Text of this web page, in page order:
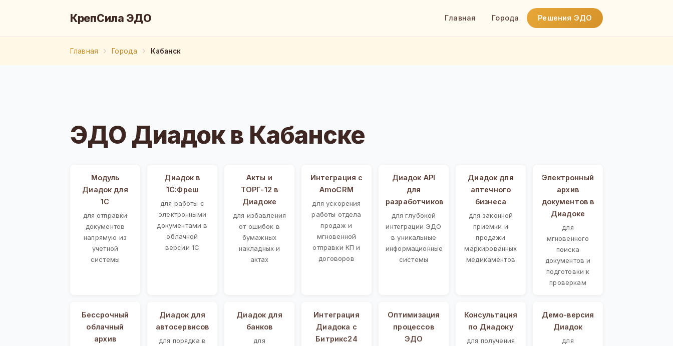
КрепСила ЭДО Главная Города Решения ЭДО
Главная Города Кабанск
ЭДО Диадок в Кабанске
Модуль
Диадок для
1С
для отправки
документов
напрямую из
учетной
системы
Диадок в
1С:Фреш
для работы с
электронными
документами в
облачной
версии 1С
Акты и
ТОРГ-12 в
Диадоке
для избавления
от ошибок в
бумажных
накладных и
актах
Интеграция с
AmoCRM
для ускорения
работы отдела
продаж и
мгновенной
отправки КП и
договоров
Диадок API
для
разработчиков
для глубокой
интеграции ЭДО
в уникальные
информационные
системы
Диадок для
аптечного
бизнеса
для законной
приемки и
продажи
маркированных
медикаментов
Электронный
архив
документов в
Диадоке
для
мгновенного
поиска
документов и
подготовки к
проверкам
Бессрочный
облачный
архив
Диадок для
автосервисов
для порядка в
Диадок для
банков
для
Интеграция
Диадока с
Битрикс24
Оптимизация
процессов
ЭДО
Консультация
по Диадоку
для получения
Демо-версия
Диадок
для